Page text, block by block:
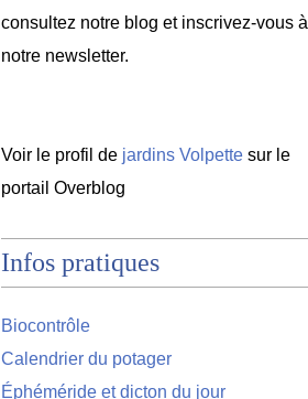
consultez notre blog et inscrivez-vous à
notre newsletter.
Voir le profil de jardins Volpette sur le
portail Overblog
Infos pratiques
Biocontrôle
Calendrier du potager
Éphéméride et dicton du jour